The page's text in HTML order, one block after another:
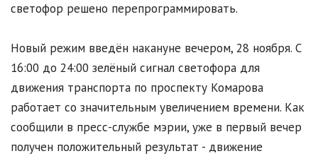
светофор решено перепрограммировать.
Новый режим введён накануне вечером, 28 ноября. С
16:00 до 24:00 зелёный сигнал светофора для
движения транспорта по проспекту Комарова
работает со значительным увеличением времени. Как
сообщили в пресс-службе мэрии, уже в первый вечер
получен положительный результат - движение